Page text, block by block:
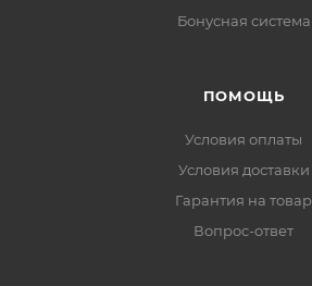
Бонусная система
ПОМОЩЬ
Условия оплаты
Условия доставки
Гарантия на товар
Вопрос-ответ